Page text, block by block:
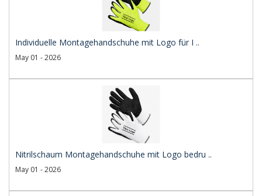
Individuelle Montagehandschuhe mit Logo für I ..
May 01 - 2026
Nitrilschaum Montagehandschuhe mit Logo bedru ..
May 01 - 2026